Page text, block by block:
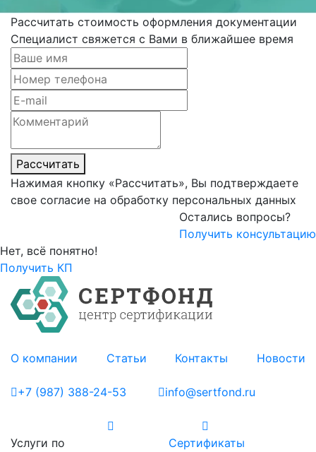
Рассчитать стоимость оформления документации
Специалист свяжется с Вами в ближайшее время
Рассчитать
Нажимая кнопку «Рассчитать», Вы подтверждаете
свое согласие на обработку персональных данных
Остались вопросы?
Получить консультацию
Нет, всё понятно!
Получить КП
О компании Статьи Контакты Новости
+7 (987) 388-24-53 info@sertfond.ru
Услуги по
Сертификаты